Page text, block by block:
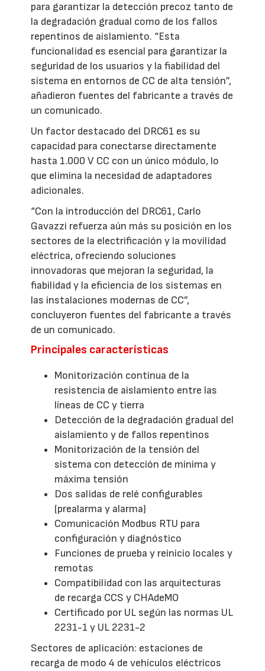
para garantizar la detección precoz tanto de
la degradación gradual como de los fallos
repentinos de aislamiento. “Esta
funcionalidad es esencial para garantizar la
seguridad de los usuarios y la fiabilidad del
sistema en entornos de CC de alta tensión”,
añadieron fuentes del fabricante a través de
un comunicado.
Un factor destacado del DRC61 es su
capacidad para conectarse directamente
hasta 1.000 V CC con un único módulo, lo
que elimina la necesidad de adaptadores
adicionales.
“Con la introducción del DRC61, Carlo
Gavazzi refuerza aún más su posición en los
sectores de la electrificación y la movilidad
eléctrica, ofreciendo soluciones
innovadoras que mejoran la seguridad, la
fiabilidad y la eficiencia de los sistemas en
las instalaciones modernas de CC”,
concluyeron fuentes del fabricante a través
de un comunicado.
Principales características
Monitorización continua de la
resistencia de aislamiento entre las
líneas de CC y tierra
Detección de la degradación gradual del
aislamiento y de fallos repentinos
Monitorización de la tensión del
sistema con detección de mínima y
máxima tensión
Dos salidas de relé configurables
(prealarma y alarma)
Comunicación Modbus RTU para
configuración y diagnóstico
Funciones de prueba y reinicio locales y
remotas
Compatibilidad con las arquitecturas
de recarga CCS y CHAdeMO
Certificado por UL según las normas UL
2231-1 y UL 2231-2
Sectores de aplicación: estaciones de
recarga de modo 4 de vehículos eléctricos